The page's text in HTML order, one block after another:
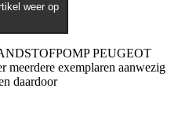
weer op
PEUGEOT
exemplaren aanwezig
daardoor